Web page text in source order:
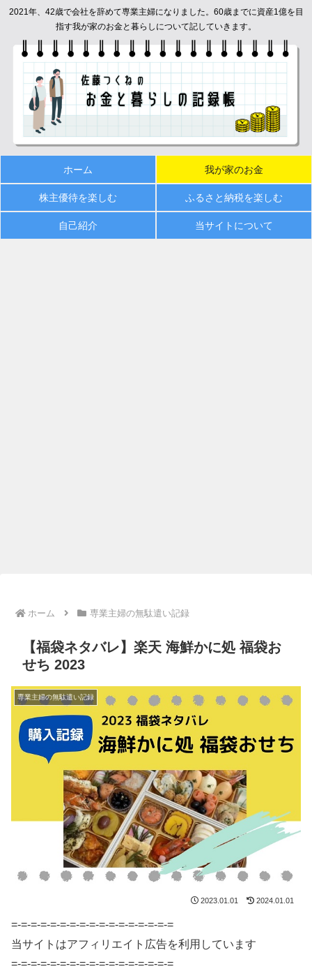
2021年、42歳で会社を辞めて専業主婦になりました。60歳までに資産1億を目
指す我が家のお金と暮らしについて記していきます。
ホーム 我が家のお金
株主優待を楽しむ ふるさと納税を楽しむ
自己紹介 当サイトについて
ホーム 専業主婦の無駄遣い記録
【福袋ネタバレ】楽天 海鮮かに処 福袋お
せち 2023
専業主婦の無駄遣い記録
2023.01.01 2024.01.01
=-=-=-=-=-=-=-=-=-=-=-=-=-=-=-=-=
当サイトはアフィリエイト広告を利用しています
=-=-=-=-=-=-=-=-=-=-=-=-=-=-=-=-=